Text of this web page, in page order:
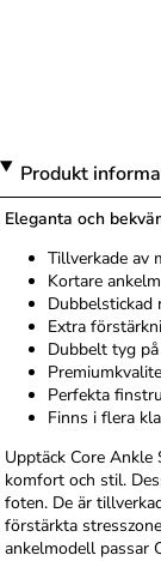
Produkt
Eleganta och
Tillverkade av
Kortare
Extra
Dubbelt tyg
Perfekta
Finns i flera
Upptäck Core
komfort och stil.
foten. De är
förstärkta
ankelmodell passar